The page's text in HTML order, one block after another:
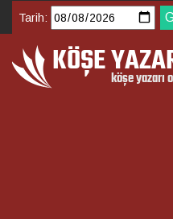
Tarih: